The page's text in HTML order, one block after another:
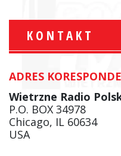
KONTAKT
ADRES
Wietrzne Radio
P.O. BOX 34978
Chicago, IL 60634
USA